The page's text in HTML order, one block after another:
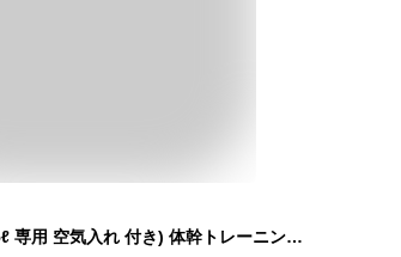
ウォーターバッグ (15ℓ 専用 空気入れ 付き) 体幹トレーニング 器具 筋トレ器具 ウォーターダンベル 水 ウォーターバック （15L）【poyel】